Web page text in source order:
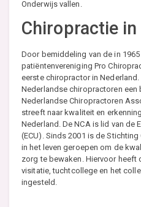
Onderwijs vallen.
Chiropractie
Door bemiddeling van de in
patiëntenvereniging Pro
eerste chiropractor in Nederland.
Nederlandse chiropractoren
Nederlandse Chiropractoren
streeft naar kwaliteit en
Nederland. De NCA is lid van de
(ECU). Sinds 2001 is de
in het leven geroepen om de
zorg te bewaken. Hiervoor heeft
visitatie, tuchtcollege en het
ingesteld.